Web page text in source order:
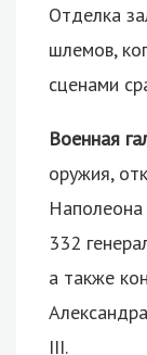
Отделка
шлемов,
сценами
Военная
оружия,
Наполеона
332
а также
III.